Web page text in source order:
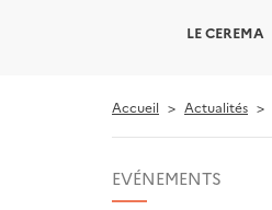
LE CEREMA
Accueil Actualités
EVÉNEMENTS